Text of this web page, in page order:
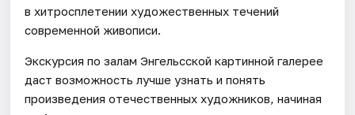
в хитросплетении художественных течений
современной живописи.
Экскурсия по залам Энгельсской картинной галерее
даст возможность лучше узнать и понять
произведения отечественных художников, начиная